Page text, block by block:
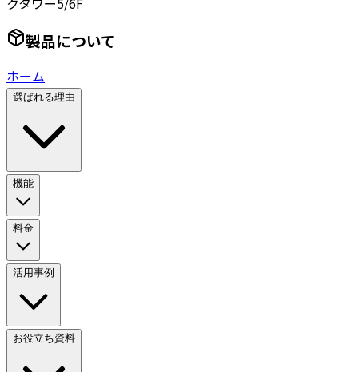
製品について
ホーム
選ばれる理由
機能
料金
活用事例
お役立ち資料